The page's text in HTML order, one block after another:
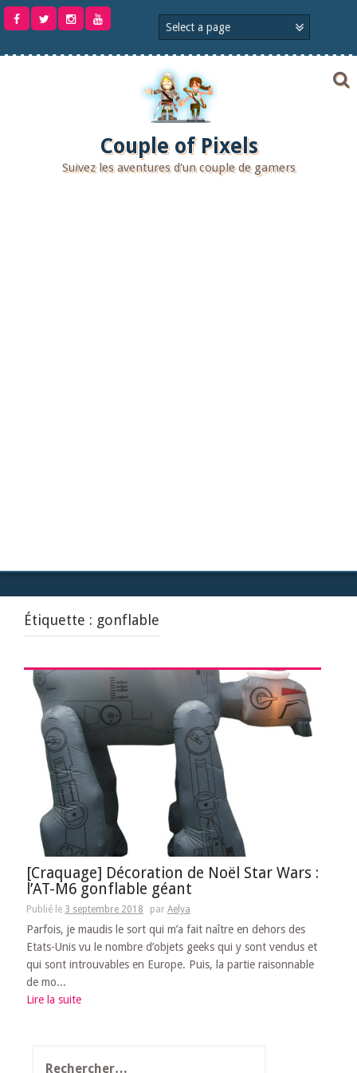
Aller
Couple of Pixels
Suivez les aventures d'un couple de gamers
Étiquette : gonflable
[Craquage] Décoration de Noël Star Wars :
l’AT-M6 gonflable géant
Publié le 3 septembre 2018 par Aelya
Parfois, je maudis le sort qui m’a fait naître en dehors des
Etats-Unis vu le nombre d’objets geeks qui y sont vendus et
qui sont introuvables en Europe. Puis, la partie raisonnable
de mo...
Lire la suite